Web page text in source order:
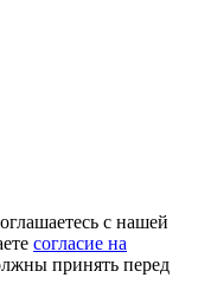
с нашей
согласие на
принять перед